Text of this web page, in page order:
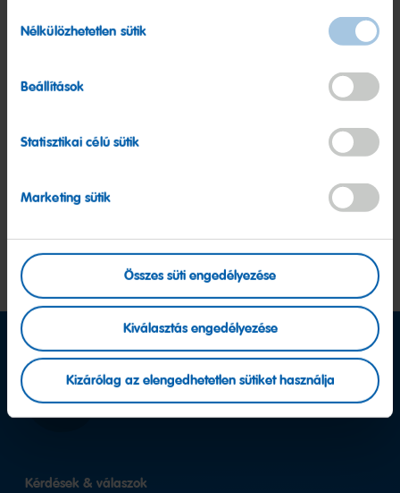
kiválasztása
Nélkülözhetetlen sütik
Beállítások
Statisztikai célú sütik
Marketing sütik
Összes süti engedélyezése
Kiválasztás engedélyezése
Kizárólag az elengedhetetlen sütiket használja
Nagyfokú vezetői felelősség
Facebook
Kérdések & válaszok